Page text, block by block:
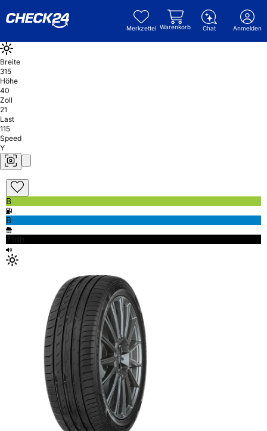
Merkzettel Warenkorb Chat Anmelden
Breite
315
Höhe
40
Zoll
21
Last
115
Speed
Y
B
B
71db